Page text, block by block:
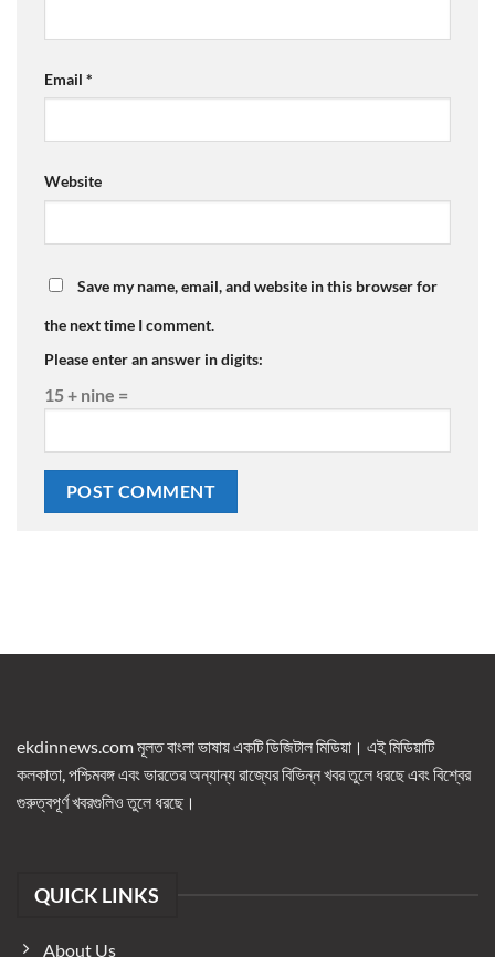
Email *
Website
Save my name, email, and website in this browser for
the next time I comment.
Please enter an answer in digits:
15 + nine =
ekdinnews.com মূলত বাংলা ভাষায় একটি ডিজিটাল মিডিয়া। এই মিডিয়াটি
কলকাতা, পশ্চিমবঙ্গ এবং ভারতের অন্যান্য রাজ্যের বিভিন্ন খবর তুলে ধরছে এবং বিশ্বের
গুরুত্বপূর্ণ খবরগুলিও তুলে ধরছে।
QUICK LINKS
About Us